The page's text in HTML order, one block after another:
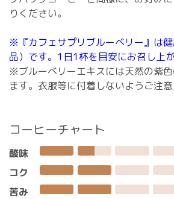
りください。
※『カフェサプリブルーベリー』は
品）です。1日1杯を目安にお召し上
※ブルーベリーエキスには天然の紫
ます。衣服等に付着しないようご注意
コーヒーチャート
酸味
コク
苦み